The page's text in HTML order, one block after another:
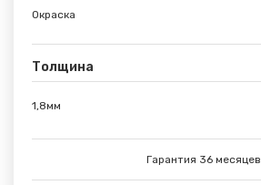
Окраска
Толщина
1,8мм
Гарантия 36 месяцев